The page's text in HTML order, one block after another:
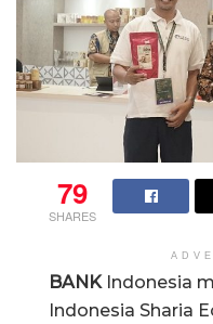
79
SHARES
BANKIndonesia
Indonesia Sharia